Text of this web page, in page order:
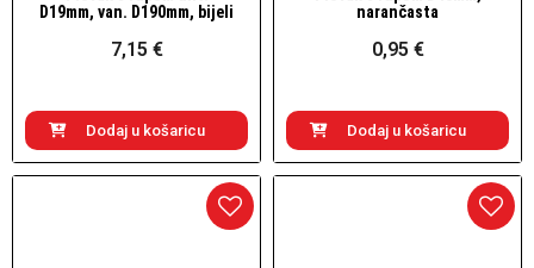
D19mm, van. D190mm, bijeli
7,15 €
Dodaj u košaricu
narančasta
0,95 €
Dodaj u košaricu